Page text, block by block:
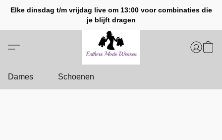
Elke dinsdag t/m vrijdag live om 13:00 voor combinaties die
je blijft dragen
Dames Schoenen